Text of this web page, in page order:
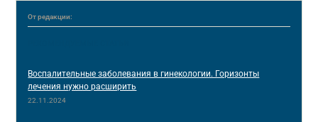
От редакции:
Воспалительные заболевания в гинекологии. Горизонты
лечения нужно расширить
22.11.2024